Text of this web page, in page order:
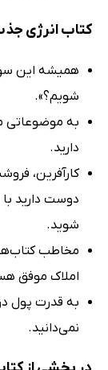
کتاب انرژی
همیشه این
شویم؟».
به موضوعاتی
دارید.
کارآفرین،
دوست دارید
شوید.
مخاطب
املاک موفق
به قدرت پول در
نمی‌دانید.